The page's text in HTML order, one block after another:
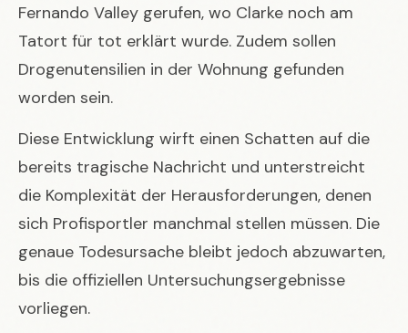
Fernando Valley gerufen, wo Clarke noch am
Tatort für tot erklärt wurde. Zudem sollen
Drogenutensilien in der Wohnung gefunden
worden sein.
Diese Entwicklung wirft einen Schatten auf die
bereits tragische Nachricht und unterstreicht
die Komplexität der Herausforderungen, denen
sich Profisportler manchmal stellen müssen. Die
genaue Todesursache bleibt jedoch abzuwarten,
bis die offiziellen Untersuchungsergebnisse
vorliegen.